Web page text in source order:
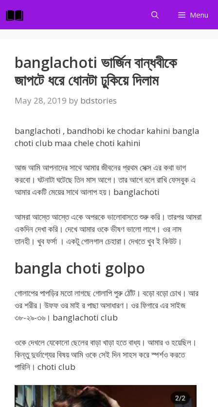
to
content
Menu
banglachoti ভার্জিন বান্ধবীকে
জাপটে ধরে ধোনটা ঢুকিয়ে দিলাম
May 28, 2019 by bdstories
banglachoti , bandhobi ke chodar kahini bangla
choti club maa chele choti kahini
আজ আমি আপনাদের সাথে আমার জীবনের প্রথম সেক্স এর কথা ভাগ
করবো। ঘটনাটা ঘটেছে তিন মাস আগে। তার আগে বলে রাখি ফেসবুক এ
আমার একটি মেয়ের সাথে আলাপ হয়। banglachoti
আমরা আস্তে আস্তে একে অপরকে ভালোবাসতে শুরু করি। তারপর আমরা
একদিন দেখা করি। দেখে আমার ওকে ভীষণ ভালো লাগে। ওর নাম
তানহী। খুব ফর্সা । একটু গোলগাল চেহারা। দেখতে খুব ই কিউট।
bangla choti golpo
গোলাপের পাপড়ির মতো লাগছে গোলাপি পুরু ঠোঁট। বড়ো বড়ো চোখ। আর
ওর শরীর। উফফ ওর মাই র পাছা অসাধারণ। ওর ফিগারে এর সাইজ
৩৮-২৯-৩৬। banglachoti club
ওকে দেখলে যেকোনো ছেলের বাড়া খাড়া হতে বাধ্য। আমার ও হয়েছিল।
কিন্তু দুর্ভাগ্যের বিষয় আমি ওকে সেই দিন সাহস করে স্পর্শও করতে
পারিনি। choti club